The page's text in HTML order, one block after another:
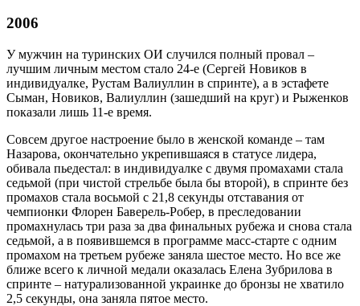
2006
У мужчин на туринских ОИ случился полный провал –
лучшим личным местом стало 24-е (Сергей Новиков в
индивидуалке, Рустам Валиуллин в спринте), а в эстафете
Сыман, Новиков, Валиуллин (зашедший на круг) и Рыженков
показали лишь 11-е время.
Совсем другое настроение было в женской команде – там
Назарова, окончательно укрепившаяся в статусе лидера,
обивала пьедестал: в индивидуалке с двумя промахами стала
седьмой (при чистой стрельбе была бы второй), в спринте без
промахов стала восьмой с 21,8 секунды отставания от
чемпионки Флорен Баверель-Робер, в преследовании
промахнулась три раза за два финальных рубежа и снова стала
седьмой, а в появившемся в программе масс-старте с одним
промахом на третьем рубеже заняла шестое место. Но все же
ближе всего к личной медали оказалась Елена Зубрилова в
спринте – натурализованной украинке до бронзы не хватило
2,5 секунды, она заняла пятое место.